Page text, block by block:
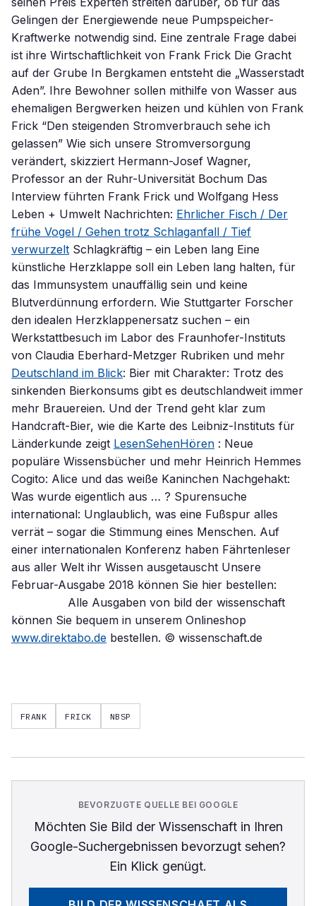
Gelingen der Energiewende neue Pumpspeicher-
Kraftwerke notwendig sind. Eine zentrale Frage dabei
ist ihre Wirtschaftlichkeit von Frank Frick Die Gracht
auf der Grube In Bergkamen entsteht die „Wasserstadt
Aden”. Ihre Bewohner sollen mithilfe von Wasser aus
ehemaligen Bergwerken heizen und kühlen von Frank
Frick “Den steigenden Stromverbrauch sehe ich
gelassen” Wie sich unsere Stromversorgung
verändert, skizziert Hermann-Josef Wagner,
Professor an der Ruhr-Universität Bochum Das
Interview führten Frank Frick und Wolfgang Hess
Leben + Umwelt Nachrichten: Ehrlicher Fisch / Der
frühe Vogel / Gehen trotz Schlaganfall / Tief
verwurzelt Schlagkräftig – ein Leben lang Eine
künstliche Herzklappe soll ein Leben lang halten, für
das Immunsystem unauffällig sein und keine
Blutverdünnung erfordern. Wie Stuttgarter Forscher
den idealen Herzklappenersatz suchen – ein
Werkstattbesuch im Labor des Fraunhofer-Instituts
von Claudia Eberhard-Metzger Rubriken und mehr
Deutschland im Blick: Bier mit Charakter: Trotz des
sinkenden Bierkonsums gibt es deutschlandweit immer
mehr Brauereien. Und der Trend geht klar zum
Handcraft-Bier, wie die Karte des Leibniz-Instituts für
Länderkunde zeigt LesenSehenHören : Neue
populäre Wissensbücher und mehr Heinrich Hemmes
Cogito: Alice und das weiße Kaninchen Nachgehakt:
Was wurde eigentlich aus … ? Spurensuche
international: Unglaublich, was eine Fußspur alles
verrät – sogar die Stimmung eines Menschen. Auf
einer internationalen Konferenz haben Fährtenleser
aus aller Welt ihr Wissen ausgetauscht Unsere
Februar-Ausgabe 2018 können Sie hier bestellen:
Alle Ausgaben von bild der wissenschaft
können Sie bequem in unserem Onlineshop
www.direktabo.de bestellen. © wissenschaft.de
FRANK FRICK NBSP
BEVORZUGTE QUELLE BEI GOOGLE
Möchten Sie Bild der Wissenschaftin Ihren
Google-Suchergebnissen bevorzugt sehen?
Ein Klick genügt.